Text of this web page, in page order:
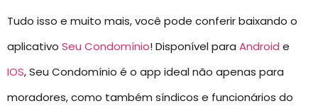
Tudo isso e muito mais, você pode conferir baixando o
aplicativo Seu Condomínio! Disponível para Android e
IOS, Seu Condomínio é o app ideal não apenas para
moradores, como também síndicos e funcionários do